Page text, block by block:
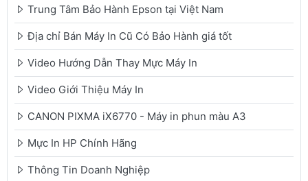
Trung Tâm Bảo Hành Epson tại Việt Nam
Địa chỉ Bán Máy In Cũ Có Bảo Hành giá tốt
Video Hướng Dẫn Thay Mực Máy In
Video Giới Thiệu Máy In
CANON PIXMA iX6770 - Máy in phun màu A3
Mực In HP Chính Hãng
Thông Tin Doanh Nghiệp